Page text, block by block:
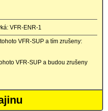
VFR-ENR-1
VFR-SUP a tím zrušeny:
VFR-SUP a budou zrušeny